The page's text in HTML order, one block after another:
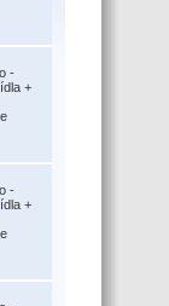
-
+
-
+